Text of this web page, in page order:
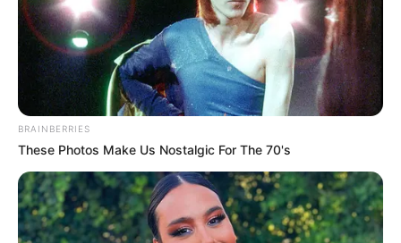
BRAINBERRIES
These Photos Make Us Nostalgic For The 70's